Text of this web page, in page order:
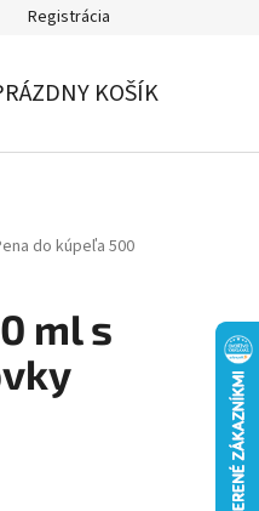
Registrácia
KOŠÍK
do kúpeľa 500
ml s